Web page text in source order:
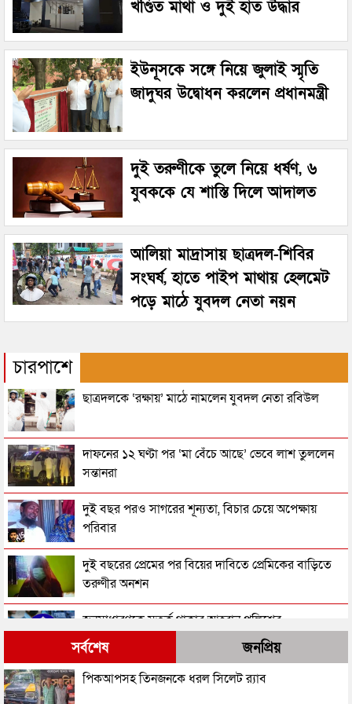
খণ্ডিত মাথা ও দুই হাত উদ্ধার
ইউনূসকে সঙ্গে নিয়ে জুলাই স্মৃতি
জাদুঘর উদ্বোধন করলেন প্রধানমন্ত্রী
দুই তরুণীকে তুলে নিয়ে ধর্ষণ, ৬
যুবককে যে শাস্তি দিলে আদালত
আলিয়া মাদ্রাসায় ছাত্রদল-শিবির
সংঘর্ষ, হাতে পাইপ মাথায় হেলমেট
পড়ে মাঠে যুবদল নেতা নয়ন
চারপাশে
ছাত্রদলকে ‘রক্ষায়’ মাঠে নামলেন যুবদল নেতা রবিউল
দাফনের ১২ ঘণ্টা পর ‘মা বেঁচে আছে’ ভেবে লাশ তুললেন
সন্তানরা
দুই বছর পরও সাগরের শূন্যতা, বিচার চেয়ে অপেক্ষায়
পরিবার
দুই বছরের প্রেমের পর বিয়ের দাবিতে প্রেমিকের বাড়িতে
তরুণীর অনশন
জনসাধারণকে সতর্ক থাকার আহ্বান পুলিশের
৩ মাসে পুলিশের হাতে গ্রেপ্তার ১ লাখ ৪২ হাজার
সর্বশেষ জনপ্রিয়
পিকআপসহ তিনজনকে ধরল সিলেট র‌্যাব